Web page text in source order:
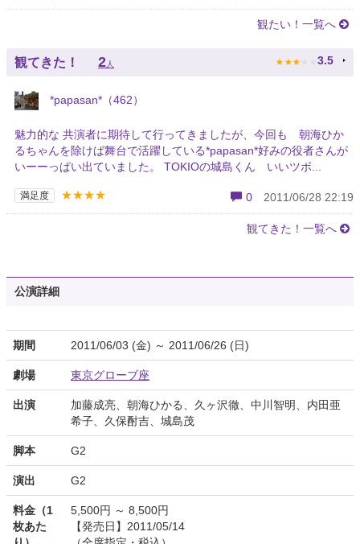
観たい！一覧へ
観てきた！ 2 人 ★ ★ ★ ★ ★ 3.5
*papasan*（462）
魅力的な 共演者に期待して行ってきましたが、今回も 朝海ひか
るちゃんを除けば舞台で活躍している*papasan*好みの役者さんが
いーーっぱい出ていました。 TOKIOの城島くん いいツボ...
満足度 ★★★★ 0 2011/06/28 22:19
観てきた！一覧へ
公演詳細
期間 2011/06/03 (金) ～ 2011/06/26 (日)
劇場 東京グローブ座
出演
加藤成亮、朝海ひかる、久ヶ沢徹、中川智明、内田亜
希子、久保酎吉、城島茂
脚本 G2
演出 G2
料金（1
枚あた
5,500円 ～ 8,500円
【発売日】2011/05/14